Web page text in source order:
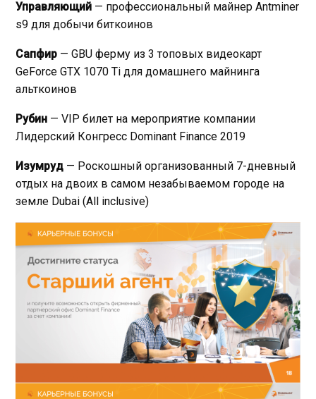
Управляющий — профессиональный майнер Antminer
s9 для добычи биткоинов
Сапфир — GBU ферму из 3 топовых видеокарт
GeForce GTX 1070 Ti для домашнего майнинга
альткоинов
Рубин — VIP билет на мероприятие компании
Лидерский Конгресс Dominant Finance 2019
Изумруд — Роскошный организованный 7-дневный
отдых на двоих в самом незабываемом городе на
земле Dubai (All inclusive)